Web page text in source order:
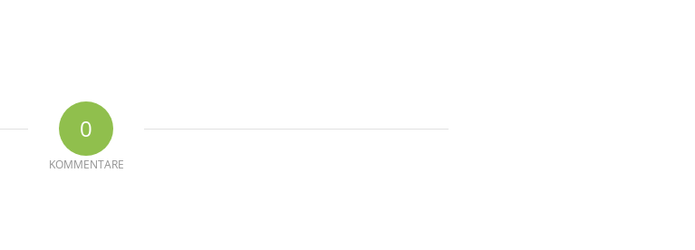
0
KOMMENTARE